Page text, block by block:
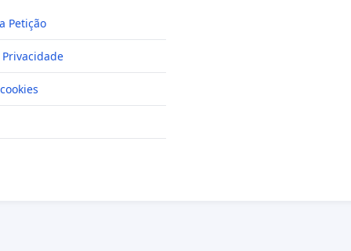
Petição